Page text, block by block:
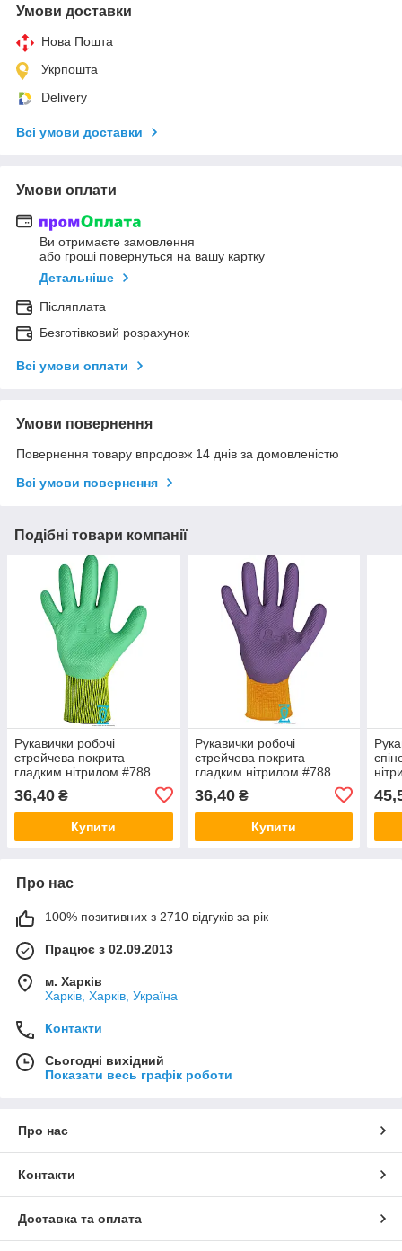
Умови доставки
Нова Пошта
Укрпошта
Delivery
Всі умови доставки
Умови оплати
Ви отримаєте замовлення
або гроші повернуться на вашу картку
Детальніше
Післяплата
Безготівковий розрахунок
Всі умови оплати
Умови повернення
Повернення товару впродовж 14 днів за домовленістю
Всі умови повернення
Подібні товари компанії
Рукавички робочі
стрейчева покрита
гладким нітрилом #788
36,40 ₴
Купити
Рукавички робочі
стрейчева покрита
гладким нітрилом #788
36,40₴
Купити
Про нас
100% позитивних з 2710 відгуків за рік
Працює з 02.09.2013
м. Харків
Харків, Харків, Україна
Контакти
Сьогодні вихідний
Показати весь графік роботи
Про нас
Контакти
Доставка та оплата